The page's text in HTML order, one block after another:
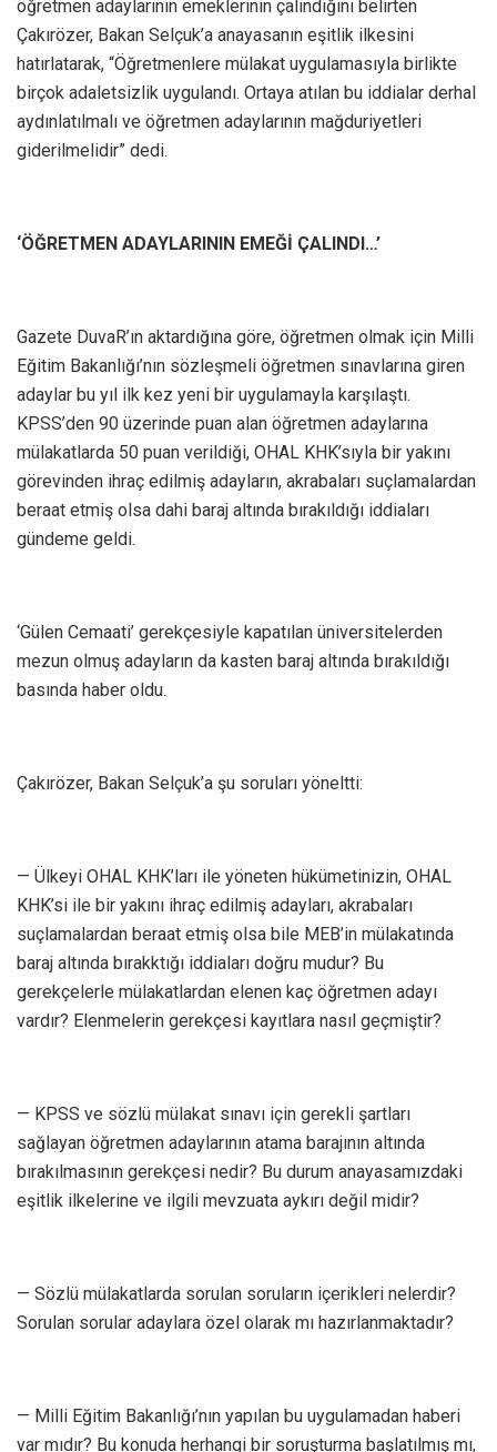
öğretmen adaylarının emeklerinin çalındığını belirten
Çakırözer, Bakan Selçuk’a anayasanın eşitlik ilkesini
hatırlatarak, “Öğretmenlere mülakat uygulamasıyla birlikte
birçok adaletsizlik uygulandı. Ortaya atılan bu iddialar derhal
aydınlatılmalı ve öğretmen adaylarının mağduriyetleri
giderilmelidir” dedi.
‘ÖĞRETMEN ADAYLARININ EMEĞİ ÇALINDI…’
Gazete DuvaR’ın aktardığına göre, öğretmen olmak için Milli
Eğitim Bakanlığı’nın sözleşmeli öğretmen sınavlarına giren
adaylar bu yıl ilk kez yeni bir uygulamayla karşılaştı.
KPSS’den 90 üzerinde puan alan öğretmen adaylarına
mülakatlarda 50 puan verildiği, OHAL KHK’sıyla bir yakını
görevinden ihraç edilmiş adayların, akrabaları suçlamalardan
beraat etmiş olsa dahi baraj altında bırakıldığı iddiaları
gündeme geldi.
‘Gülen Cemaati’ gerekçesiyle kapatılan üniversitelerden
mezun olmuş adayların da kasten baraj altında bırakıldığı
basında haber oldu.
Çakırözer, Bakan Selçuk’a şu soruları yöneltti:
— Ülkeyi OHAL KHK’ları ile yöneten hükümetinizin, OHAL
KHK’si ile bir yakını ihraç edilmiş adayları, akrabaları
suçlamalardan beraat etmiş olsa bile MEB’in mülakatında
baraj altında bırakktığı iddiaları doğru mudur? Bu
gerekçelerle mülakatlardan elenen kaç öğretmen adayı
vardır? Elenmelerin gerekçesi kayıtlara nasıl geçmiştir?
— KPSS ve sözlü mülakat sınavı için gerekli şartları
sağlayan öğretmen adaylarının atama barajının altında
bırakılmasının gerekçesi nedir? Bu durum anayasamızdaki
eşitlik ilkelerine ve ilgili mevzuata aykırı değil midir?
— Sözlü mülakatlarda sorulan soruların içerikleri nelerdir?
Sorulan sorular adaylara özel olarak mı hazırlanmaktadır?
— Milli Eğitim Bakanlığı’nın yapılan bu uygulamadan haberi
var mıdır? Bu konuda herhangi bir soruşturma başlatılmış mı,